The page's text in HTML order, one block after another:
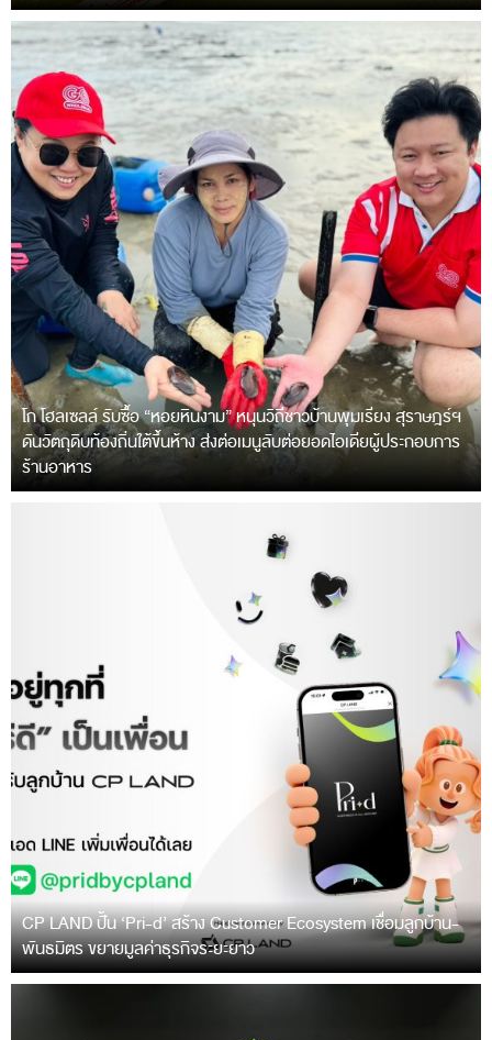
โก โฮลเซลล์ รับซื้อ “หอยหินงาม” หนุนวิถีชาวบ้านพุมเรียง สุราษฎร์ฯ
ดันวัตถุดิบท้องถิ่นใต้ขึ้นห้าง ส่งต่อเมนูลับต่อยอดไอเดียผู้ประกอบการ
ร้านอาหาร
CP LAND ปั้น ‘Pri-d’ สร้าง Customer Ecosystem เชื่อมลูกบ้าน-
พันธมิตร ขยายมูลค่าธุรกิจระยะยาว